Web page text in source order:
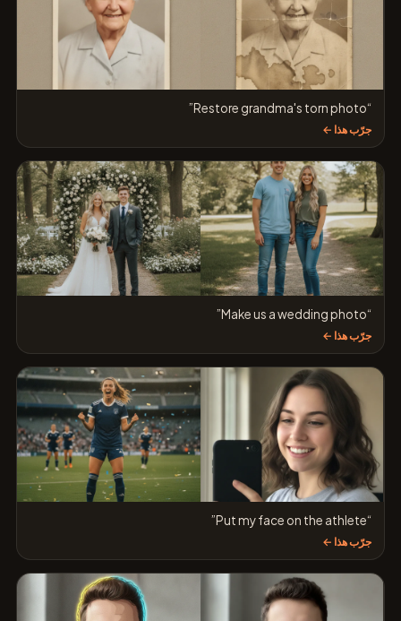
“Restore grandma's torn photo”
جرّب هذا ←
“Make us a wedding photo”
جرّب هذا ←
“Put my face on the athlete”
جرّب هذا ←